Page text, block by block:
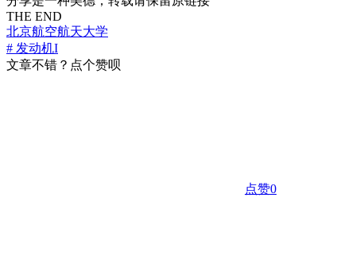
THE END
北京航空航天大学
# 发动机I
文章不错？点个赞呗
点赞0